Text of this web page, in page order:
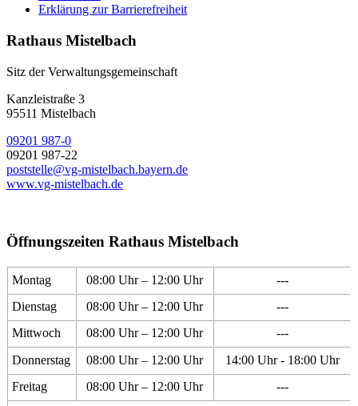
Erklärung zur Barrierefreiheit
Rathaus Mistelbach
Sitz der Verwaltungsgemeinschaft
Kanzleistraße 3
95511 Mistelbach
09201 987-0
09201 987-22
poststelle@vg-mistelbach.bayern.de
www.vg-mistelbach.de
Öffnungszeiten Rathaus Mistelbach
Montag 08:00 Uhr – 12:00 Uhr
---
Dienstag
08:00 Uhr – 12:00 Uhr
---
Mittwoch
08:00 Uhr – 12:00 Uhr
---
Donnerstag
08:00 Uhr – 12:00 Uhr
14:00 Uhr - 18:00 Uhr
Freitag
08:00 Uhr – 12:00 Uhr
---